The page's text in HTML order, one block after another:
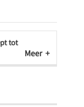
tot
Meer